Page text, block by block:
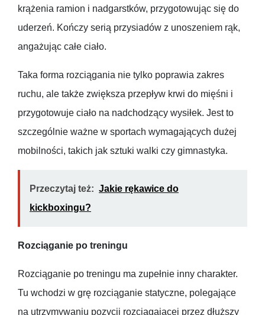
krążenia ramion i nadgarstków, przygotowując się do
uderzeń. Kończy serią przysiadów z unoszeniem rąk,
angażując całe ciało.
Taka forma rozciągania nie tylko poprawia zakres
ruchu, ale także zwiększa przepływ krwi do mięśni i
przygotowuje ciało na nadchodzący wysiłek. Jest to
szczególnie ważne w sportach wymagających dużej
mobilności, takich jak sztuki walki czy gimnastyka.
Przeczytaj też: Jakie rękawice do
kickboxingu?
Rozciąganie po treningu
Rozciąganie po treningu ma zupełnie inny charakter.
Tu wchodzi w grę rozciąganie statyczne, polegające
na utrzymywaniu pozycji rozciągającej przez dłuższy